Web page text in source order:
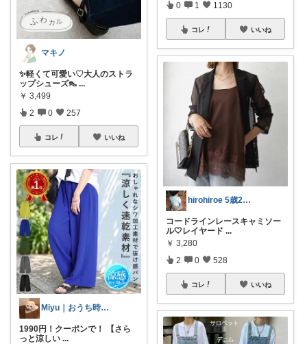
マキノ
✨軽くて可愛い♡大人のストラ
ップシューズ👠 ...
￥ 3,499
2 0 257
コレ いいね
Miyu｜おうち時間の小さな幸せ🌸
1990円！クーポンで！ 【さら
っと涼しい ...
0 1 1130
コレ いいね
hirohiroe 5歳2歳👦👧
コードラインレースキャミソー
ル🤍レイヤード ...
￥ 3,280
2 0 528
コレ いいね